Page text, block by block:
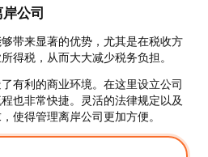
公司
带来显著的优势，尤其是在税收方
得税，从而大大减少税务负担。
有利的商业环境。在这里设立公司
也非常快捷。灵活的法律规定以及
使得管理离岸公司更加方便。